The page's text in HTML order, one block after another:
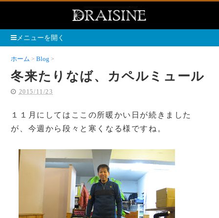
メニューを開く
ホーム Blog
冬来たりなば、カペルミュール
2015/11/23
１１月にしてはここの所暖かい日が続きました
が、今週から段々と寒くなる様ですね。